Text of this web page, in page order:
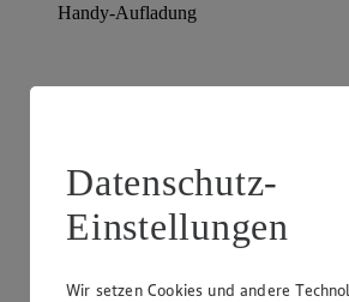
Handy-Aufladung
Datenschutz-
Einstellungen
Wir setzen Cookies und andere